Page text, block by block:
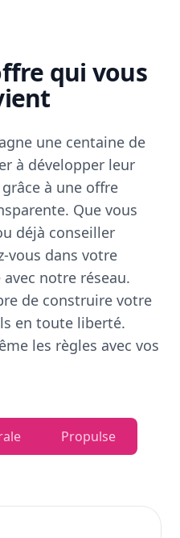
qui vous
une centaine de
à développer leur
à une offre
Que vous
déjà conseiller
vous dans votre
notre réseau.
de construire votre
en toute liberté.
les règles avec vos
Propulse